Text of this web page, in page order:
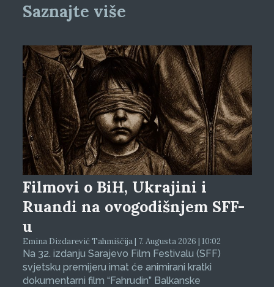
Saznajte više
Filmovi o BiH, Ukrajini i
Ruandi na ovogodišnjem SFF-
u
Emina Dizdarević Tahmiščija | 7. Augusta 2026 | 10:02
Na 32. izdanju Sarajevo Film Festivalu (SFF)
svjetsku premijeru imat će animirani kratki
dokumentarni film “Fahrudin” Balkanske